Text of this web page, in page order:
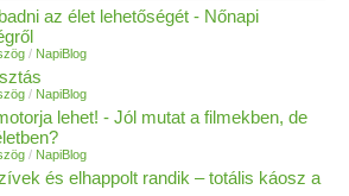
az élet lehetőségét - Nőnapi
/ NapiBlog
/ NapiBlog
lehet! - Jól mutat a filmekben, de
/ NapiBlog
és elhappolt randik – totális káosz a